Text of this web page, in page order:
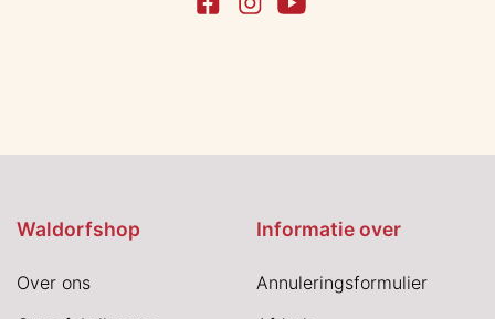
Waldorfshop
Over ons
Informatie over
Annuleringsformulier